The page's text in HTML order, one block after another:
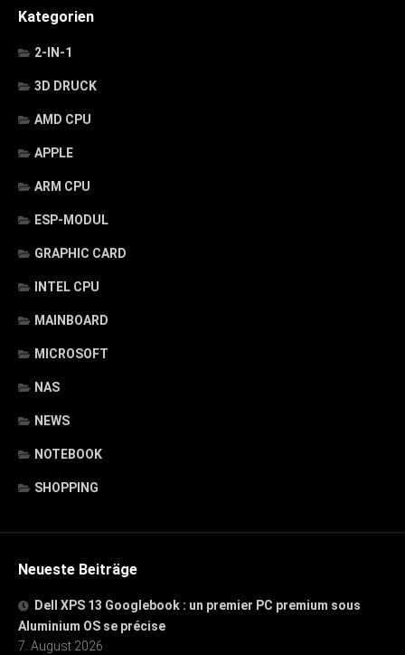
Kategorien
2-IN-1
3D DRUCK
AMD CPU
APPLE
ARM CPU
ESP-MODUL
GRAPHIC CARD
INTEL CPU
MAINBOARD
MICROSOFT
NAS
NEWS
NOTEBOOK
SHOPPING
Neueste Beiträge
Dell XPS 13 Googlebook : un premier PC premium sous
Aluminium OS se précise
7. August 2026